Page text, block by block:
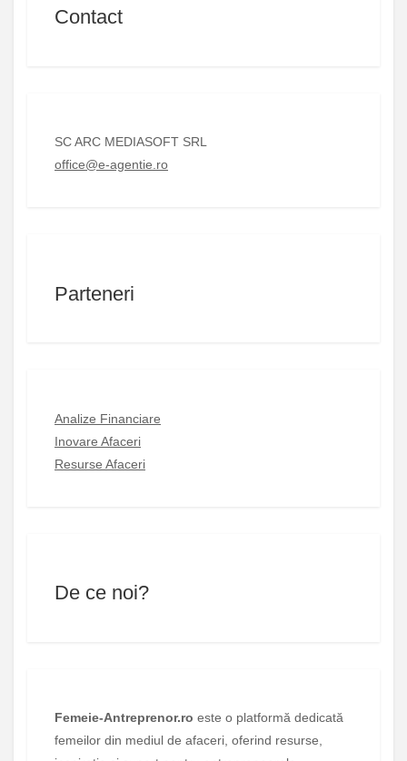
Contact
SC ARC MEDIASOFT SRL
office@e-agentie.ro
Parteneri
Analize Financiare
Inovare Afaceri
Resurse Afaceri
De ce noi?
Femeie-Antreprenor.ro este o platformă dedicată
femeilor din mediul de afaceri, oferind resurse,